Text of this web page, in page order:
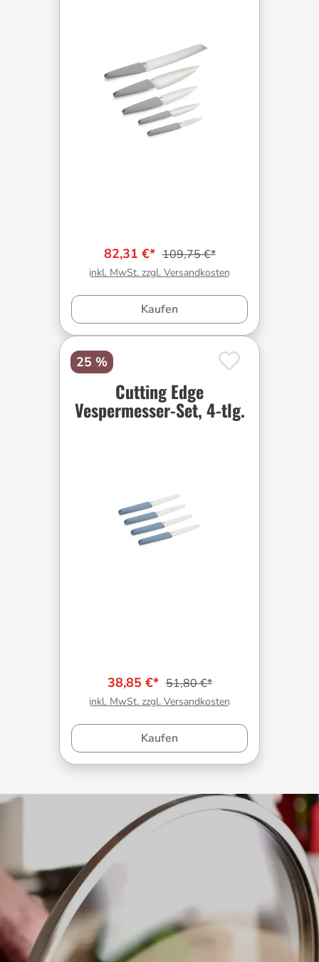
82,31 €* 109,75 €*
inkl. MwSt. zzgl. Versandkosten
Kaufen
25 %
Cutting Edge
Vespermesser-Set, 4-tlg.
38,85 €* 51,80 €*
inkl. MwSt. zzgl. Versandkosten
Kaufen